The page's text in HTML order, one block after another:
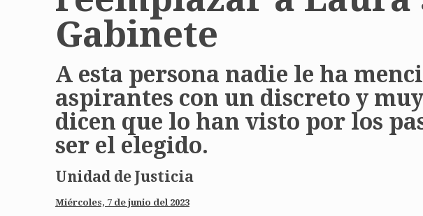
Gabinete
A esta persona nadie le ha
aspirantes con un discreto y
dicen que lo han visto por los
ser el elegido.
Unidad de Justicia
Miércoles, 7 de junio del 2023